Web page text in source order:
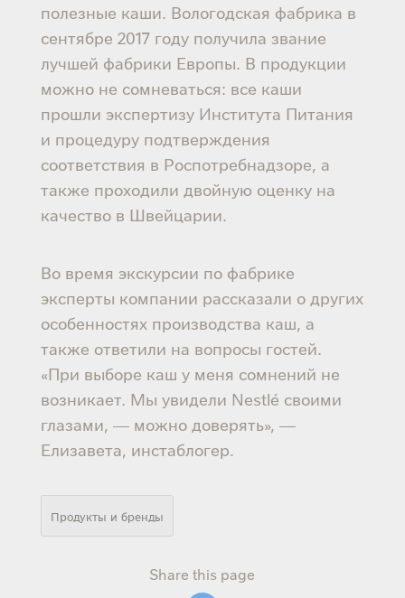
полезные каши. Вологодская фабрика в
сентябре 2017 году получила звание
лучшей фабрики Европы. В продукции
можно не сомневаться: все каши
прошли экспертизу Института Питания
и процедуру подтверждения
соответствия в Роспотребнадзоре, а
также проходили двойную оценку на
качество в Швейцарии.
Во время экскурсии по фабрике
эксперты компании рассказали о других
особенностях производства каш, а
также ответили на вопросы гостей.
«При выборе каш у меня сомнений не
возникает. Мы увидели Nestlé своими
глазами, — можно доверять», —
Елизавета, инстаблогер.
Продукты и бренды
Share this page